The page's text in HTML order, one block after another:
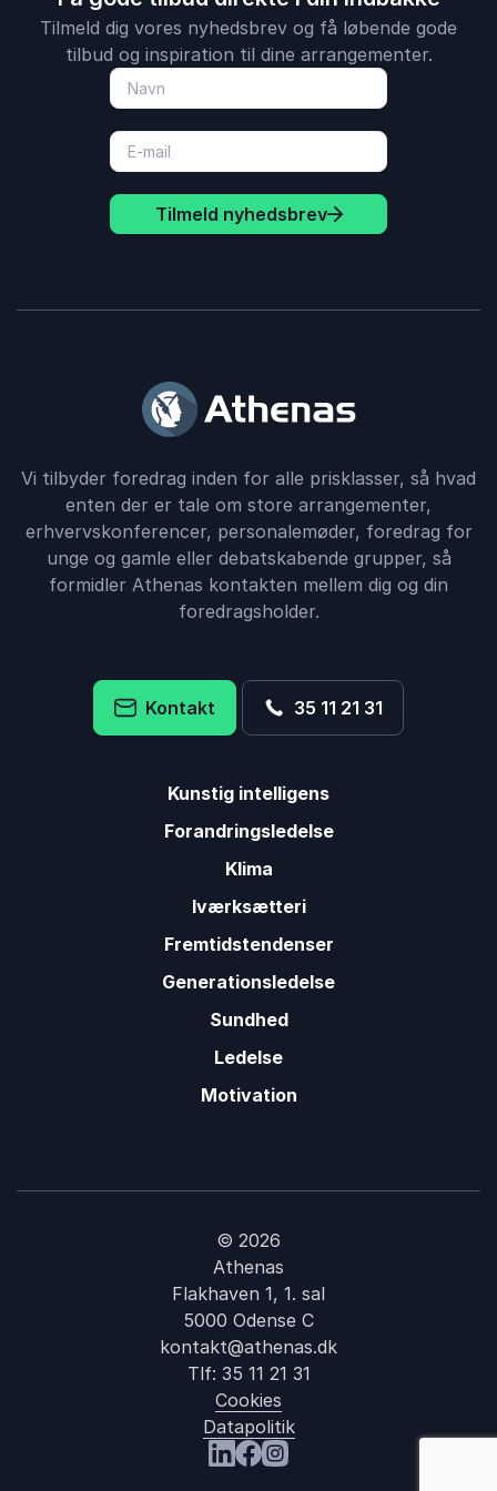
Tilmeld dig vores nyhedsbrev og få løbende gode
tilbud og inspiration til dine arrangementer.
Tilmeld nyhedsbrev
Vi tilbyder foredrag inden for alle prisklasser, så hvad
enten der er tale om store arrangementer,
erhvervskonferencer, personalemøder, foredrag for
unge og gamle eller debatskabende grupper, så
formidler Athenas kontakten mellem dig og din
foredragsholder.
Kontakt 35 11 21 31
Kunstig intelligens
Forandringsledelse
Klima
Iværksætteri
Fremtidstendenser
Generationsledelse
Sundhed
Ledelse
Motivation
© 2026
Athenas
Flakhaven 1, 1. sal
5000 Odense C
kontakt@athenas.dk
Tlf: 35 11 21 31
Cookies
Datapolitik